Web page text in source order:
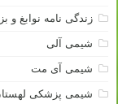
زندگی نامه نوابغ و
شیمی آلی
شیمی آی مت
شیمی پزشکی